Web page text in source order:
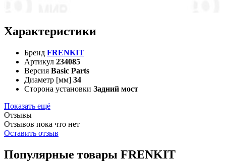
Характеристики
Бренд FRENKIT
Артикул 234085
Версия Basic Parts
Диаметр [мм] 34
Сторона установки Задний мост
Показать ещё
Отзывы
Отзывов пока что нет
Оставить отзыв
Популярные товары FRENKIT